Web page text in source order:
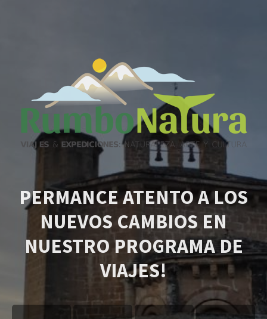
PERMANCE ATENTO A LOS
NUEVOS CAMBIOS EN
NUESTRO PROGRAMA DE
VIAJES!